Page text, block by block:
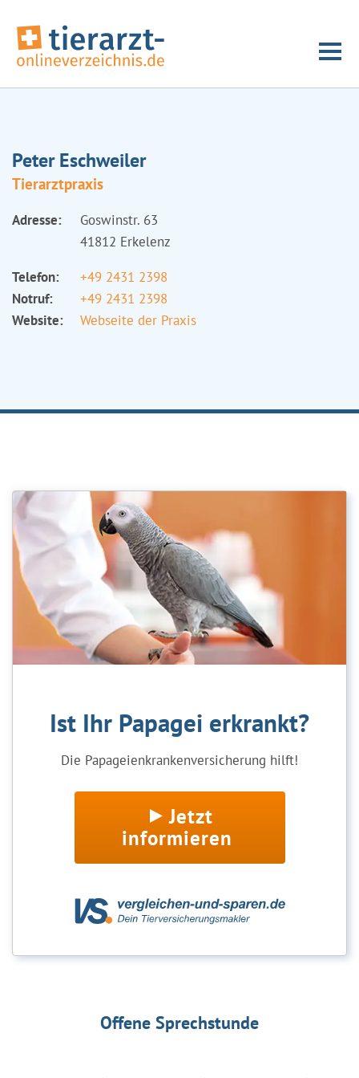
Peter Eschweiler
Tierarztpraxis
Adresse:
Goswinstr. 63
41812 Erkelenz
Telefon:
+49 2431 2398
Notruf:
+49 2431 2398
Website:
Webseite der Praxis
Ist Ihr Papagei erkrankt?
Die Papageienkrankenversicherung hilft!
Jetzt
informieren
Offene Sprechstunde